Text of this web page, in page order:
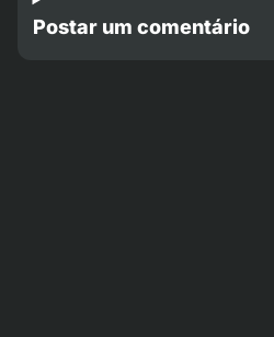
Postar um comentário